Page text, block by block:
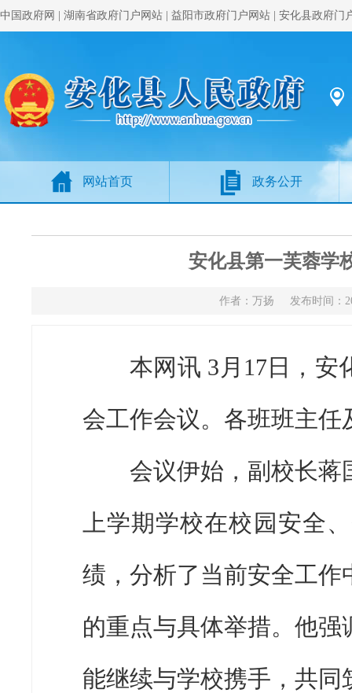
中国政府网 湖南省政府门户网站 益阳市政府门户网站 安化县政府门
网站首页 政务公开
安化县第一芙蓉学
作者：万扬 发布时间：
本网讯 3月17日，安化
会工作会议。各班班主
会议伊始，副校长蒋
上学期学校在校园安全
绩，分析了当前安全工
的重点与具体举措。他
能继续与学校携手，共